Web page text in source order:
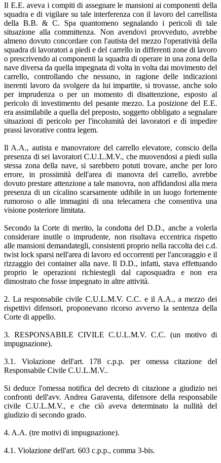
Il E.E. aveva i compiti di assegnare le mansioni ai componenti della
squadra e di vigilare su tale interferenza con il lavoro del carrellista
della B.B. & C. Spa quantomeno segnalando i pericoli di tale
situazione alla committenza. Non avendovi provveduto, avrebbe
almeno dovuto concordare con l'autista del mezzo l'operatività della
squadra di lavoratori a piedi e del carrello in differenti zone di lavoro
o prescrivendo ai componenti la squadra di operare in una zona della
nave diversa da quella impegnata di volta in volta dai movimento del
carrello, controllando che nessuno, in ragione delle indicazioni
inerenti lavoro da svolgere da lui impartite, si trovasse, anche solo
per imprudenza o per un momento di disattenzione, esposto al
pericolo di investimento del pesante mezzo. La posizione del E.E.
era assimilabile a quella del preposto, soggetto obbligato a segnalare
situazioni di pericolo per l'incolumità dei lavoratori e di impedire
prassi lavorative contra legem.
Il A.A., autista e manovratore del carrello elevatore, conscio della
presenza di sei lavoratori C.U.L.M.V., che muovendosi a piedi sulla
stessa zona della nave, si sarebbero potuti trovare, anche per loro
errore, in prossimità dell'area di manovra del carrello, avrebbe
dovuto prestare attenzione a tale manovra, non affidandosi alla mera
presenza di un cicalino scarsamente udibile in un luogo fortemente
rumoroso o alle immagini di una telecamera che consentiva una
visione posteriore limitata.
Secondo la Corte di merito, la condotta del D.D., anche a volerla
considerare inutile o imprudente, non risultava eccentrica rispetto
alle mansioni demandategli, consistenti proprio nella raccolta dei c.d.
twist lock sparsi nell'area di lavoro ed occorrenti per l'ancoraggio e il
rizzaggio dei container alla nave. Il D.D., infatti, stava effettuando
proprio le operazioni richiestegli dal caposquadra e non era
dimostrato che fosse impegnato in altre attività.
2. La responsabile civile C.U.L.M.V. C.C. e il A.A., a mezzo dei
rispettivi difensori, proponevano ricorso avverso la sentenza della
Corte di appello.
3. RESPONSABILE CIVILE C.U.L.M.V. C.C. (un motivo di
impugnazione).
3.1. Violazione dell'art. 178 c.p.p. per omessa citazione del
Responsabile Civile C.U.L.M.V..
Si deduce l'omessa notifica del decreto di citazione a giudizio nei
confronti dell'avv. Andrea Garaventa, difensore della responsabile
civile C.U.L.M.V., e che ciò aveva determinato la nullità del
giudizio di secondo grado.
4. A.A. (tre motivi di impugnazione).
4.1. Violazione dell'art. 603 c.p.p., comma 3-bis.